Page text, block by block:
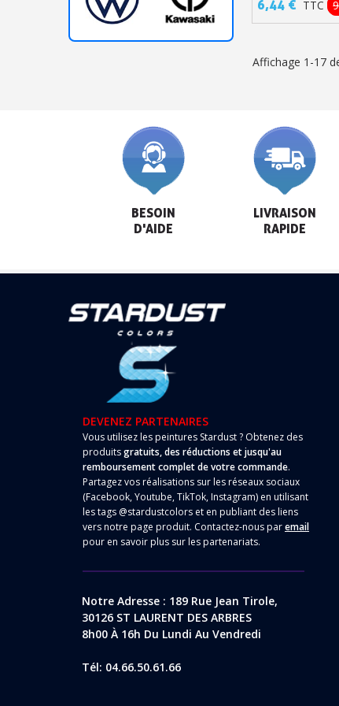
6,44 € TTC
Affichage 1-17
BESOIN
D'AIDE
LIVRAISON
RAPIDE
DEVENEZ PARTENAIRES
Vous utilisez les peintures Stardust ? Obtenez des
produitsgratuits, des réductions et jusqu'au
remboursement complet de votre commande.
Partagez vos réalisations sur les réseaux sociaux
(Facebook, Youtube, TikTok, Instagram) en utilisant
les tags @stardustcolors et en publiant des liens
vers notre page produit. Contactez-nous paremail
pour en savoir plus sur les partenariats.
Notre Adresse : 189 Rue Jean Tirole,
30126 ST LAURENT DES ARBRES
8h00 À 16h Du Lundi Au Vendredi
Tél: 04.66.50.61.66